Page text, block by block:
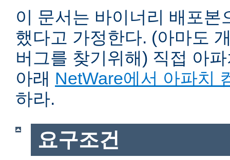
이 문서는 바이너리 배포본
했다고 가정한다. (아마도
버그를 찾기위해) 직접 아
아래 NetWare에서 아파치
하라.
요구조건